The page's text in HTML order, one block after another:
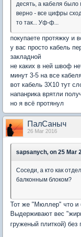
десять, а кабеля было
верно - все цифры
то так... Уф-ф...
покупаете протяжку и
у вас просто кабель
закладной
не каких в ней швоф
минут 3-5 на все
вот кабель 3Х10 тут
напанрика врятли
но я всё протянул
ПалСаныч
26 Mar 2016
sapsanych, on 25 Mar
Соседи, а кто как
балконным блоком?
Тот же "Мюллер" что и
Выдерживают вес
груженый плиткой) без